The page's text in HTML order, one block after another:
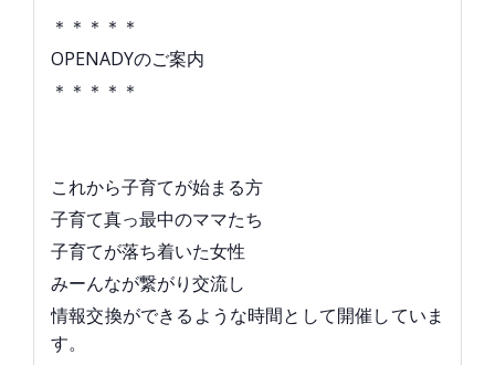
＊＊＊＊＊
OPENADYのご案内
＊＊＊＊＊
これから子育てが始まる方
子育て真っ最中のママたち
子育てが落ち着いた女性
みーんなが繋がり交流し
情報交換ができるような時間として開催していま
す。